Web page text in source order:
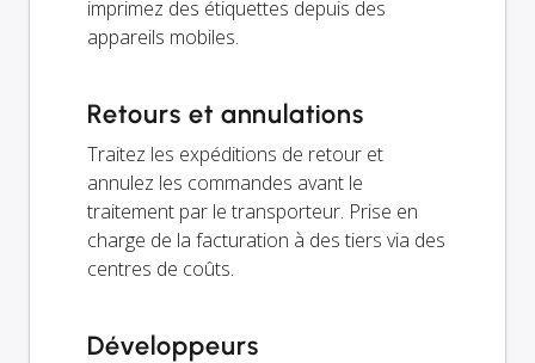
imprimez des étiquettes depuis des
appareils mobiles.
Retours et annulations
Traitez les expéditions de retour et
annulez les commandes avant le
traitement par le transporteur. Prise en
charge de la facturation à des tiers via des
centres de coûts.
Développeurs